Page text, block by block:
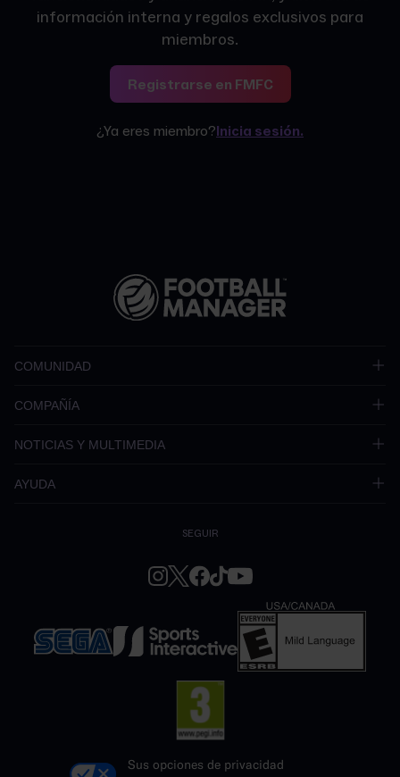
información interna y regalos exclusivos para
miembros.
Registrarse en FMFC
¿Ya eres miembro?Inicia sesión.
COMUNIDAD
COMPAÑÍA
NOTICIAS Y MULTIMEDIA
AYUDA
SEGUIR
Sus opciones de privacidad